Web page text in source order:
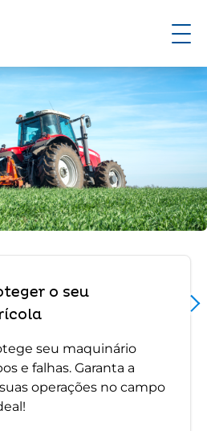
o seu
seu maquinário
e falhas. Garanta a
operações no campo